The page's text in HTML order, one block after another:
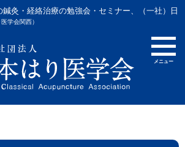
灸・経絡治療の勉強会・セミナー、（一社）日
学会関西）